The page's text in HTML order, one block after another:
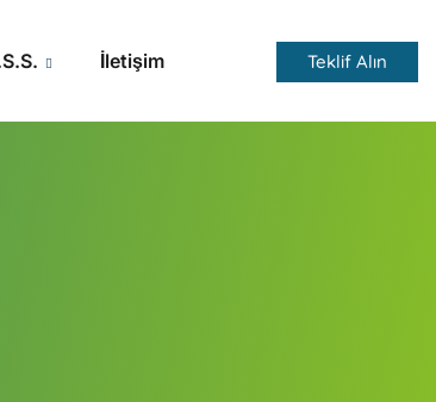
İletişim Teklif Alın